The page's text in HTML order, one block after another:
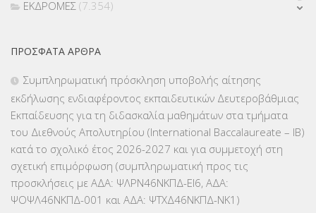
ΕΚΔΡΟΜΕΣ (7.354)
ΕΠΙΜΟΡΦΩΣΗ Τ.Π.Ε.(10)
ΕΥΡΩΠΑΪΚΑ ΠΡΟΓΡΑΜΜΑΤΑ(230)
ΚΕΣΥ (60)
ΚΕΣΥΠ(109)
ΠΡΌΣΦΑΤΑ ΆΡΘΡΑ
Συμπληρωματική πρόσκληση υποβολής αίτησης
εκδήλωσης ενδιαφέροντος εκπαιδευτικών Δευτεροβάθμιας
Εκπαίδευσης για τη διδασκαλία μαθημάτων στα τμήματα
του Διεθνούς Απολυτηρίου (International Baccalaureate – IB)
κατά το σχολικό έτος 2026-2027 και για συμμετοχή στη
σχετική επιμόρφωση (συμπληρωματική προς τις
προσκλήσεις με ΑΔΑ: ΨΛΡΝ46ΝΚΠΔ-ΕΙ6, ΑΔΑ:
ΨΟΨΛ46ΝΚΠΔ-001 και ΑΔΑ: ΨΤΧΔ46ΝΚΠΔ-ΝΚ1)